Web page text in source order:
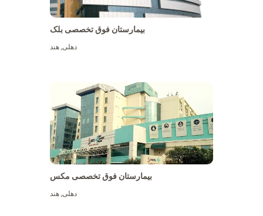
بیمارستان فوق تخصصی بلک
دهلی,هند
بیمارستان فوق تخصصی مکس
دهلی,هند